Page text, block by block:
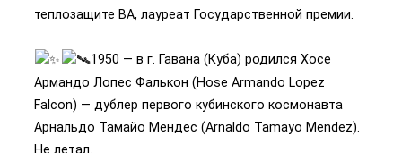
теплозащите ВА, лауреат Государственной премии.
1950 — в г. Гавана (Куба) родился Хосе
Армандо Лопес Фалькон (Hose Armando Lopez
Falcon) — дублер первого кубинского космонавта
Арнальдо Тамайо Мендес (Arnaldo Tamayo Mendez).
Не летал.